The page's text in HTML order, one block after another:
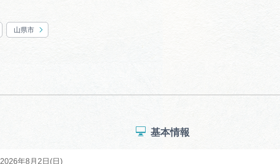
山県市
基本情報
2026年8月2日(日)